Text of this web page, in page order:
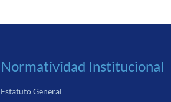
Normatividad Institucional
Estatuto General